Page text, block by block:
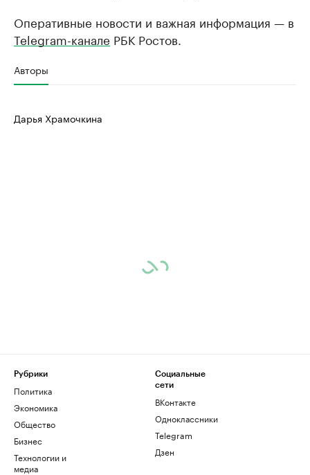
Оперативные новости и важная информация — в
Telegram-канале РБК Ростов.
Авторы
Дарья Храмочкина
Рубрики
Политика
Экономика
Общество
Бизнес
Технологии и
медиа
Социальные
сети
ВКонтакте
Одноклассники
Telegram
Дзен